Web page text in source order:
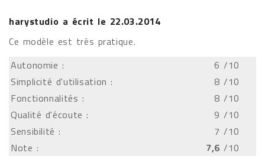
harystudio a écrit le 22.03.2014
Ce modèle est très pratique.
Autonomie :
6 /10
Simplicité d'utilisation :
8 /10
Fonctionnalités :
8 /10
Qualité d'écoute :
9 /10
Sensibilité :
7 /10
Note :
7,6 /10